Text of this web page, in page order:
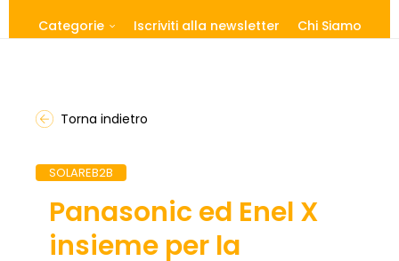
Categorie Iscriviti alla newsletter Chi Siamo
Torna indietro
SOLAREB2B
Panasonic ed Enel X
insieme per la